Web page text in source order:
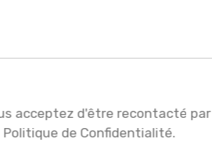
acceptez d'être recontacté par
de Confidentialité.